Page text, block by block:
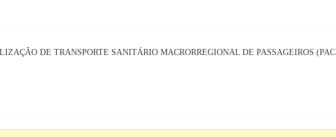
DE TRANSPORTE SANITÁRIO MACRORREGIONAL DE PASSAGEIROS